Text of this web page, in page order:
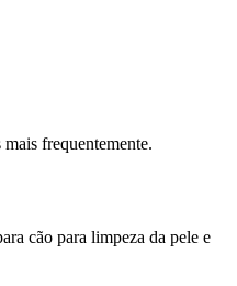
frequentemente.
cão para limpeza da pele e